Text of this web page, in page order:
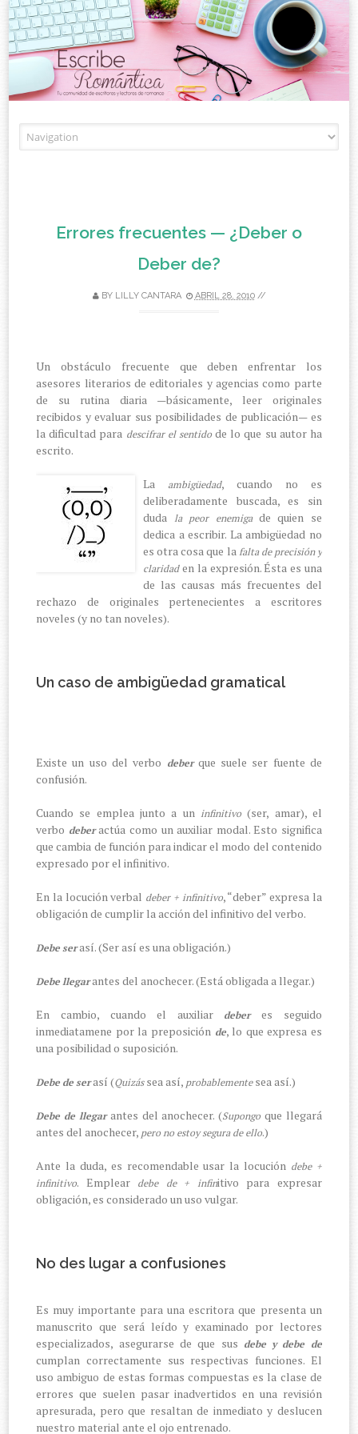
Errores frecuentes — ¿Deber o
Deber de?
BY LILLY CANTARA ABRIL 28, 2010//
Un obstáculo frecuente que deben enfrentar los
asesores literarios de editoriales y agencias como parte
de su rutina diaria —básicamente, leer originales
recibidos y evaluar sus posibilidades de publicación— es
la dificultad para descifrar el sentidode lo que su autor ha
escrito.
La ambigüedad, cuando no es
deliberadamente buscada, es sin
duda la peor enemigade quien se
dedica a escribir. La ambigüedad no
es otra cosa que la falta de precisión y
claridaden la expresión. Ésta es una
de las causas más frecuentes del
rechazo de originales pertenecientes a escritores
noveles (y no tan noveles).
Un caso de ambigüedad gramatical
Existe un uso del verbo deberque suele ser fuente de
confusión.
Cuando se emplea junto a un infinitivo(ser, amar), el
verbo deberactúa como un auxiliar modal. Esto significa
que cambia de función para indicar el modo del contenido
expresado por el infinitivo.
En la locución verbal deber + infinitivo, “deber” expresa la
obligación de cumplir la acción del infinitivo del verbo.
Debe serasí. (Ser así es una obligación.)
Debe llegarantes del anochecer. (Está obligada a llegar.)
En cambio, cuando el auxiliar deberes seguido
inmediatamene por la preposición de, lo que expresa es
una posibilidad o suposición.
Debe de serasí (Quizássea así, probablementesea así.)
Debe de llegarantes del anochecer. (Supongo que llegará
antes del anochecer, pero no estoy segura de ello.)
Ante la duda, es recomendable usar la locución debe +
infinitivo. Emplear debe de + infinitivo para expresar
obligación, es considerado un uso vulgar.
No des lugar a confusiones
Es muy importante para una escritora que presenta un
manuscrito que será leído y examinado por lectores
especializados, asegurarse de que sus debe y debe de
cumplan correctamente sus respectivas funciones. El
uso ambiguo de estas formas compuestas es la clase de
errores que suelen pasar inadvertidos en una revisión
apresurada, pero que resaltan de inmediato y deslucen
nuestro material ante el ojo entrenado.